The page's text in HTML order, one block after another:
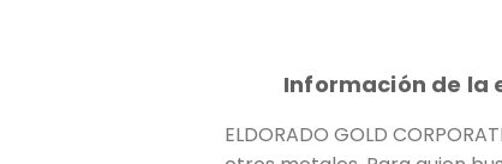
Información de la
ELDORADO GOLD